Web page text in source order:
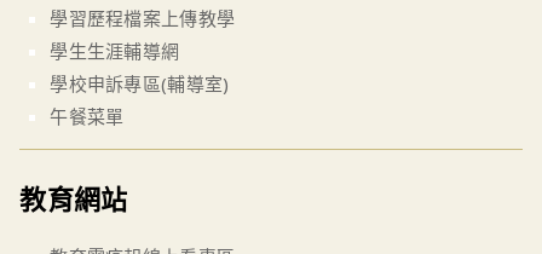
學習歷程檔案上傳教學
學生生涯輔導網
學校申訴專區(輔導室)
午餐菜單
教育網站